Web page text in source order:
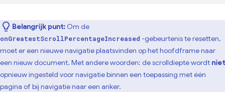
Belangrijk punt: Om de
onGreatestScrollPercentageIncreased -gebeurtenis te resetten,
moet er een nieuwe navigatie plaatsvinden op het hoofdframe naar
een nieuw document. Met andere woorden: de scrolldiepte wordt niet
opnieuw ingesteld voor navigatie binnen een toepassing met één
pagina of bij navigatie naar een anker.